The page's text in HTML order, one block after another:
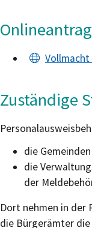
Vollmacht
Zuständige
die
die
der
Dort nehmen in der
die Bürgerämter